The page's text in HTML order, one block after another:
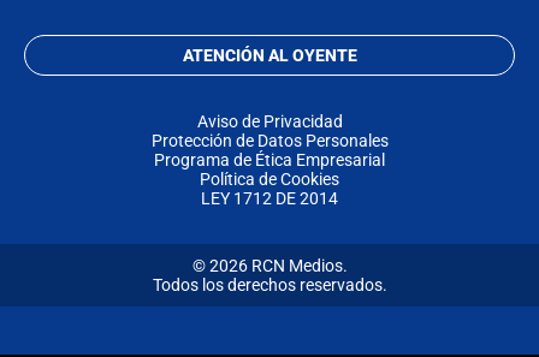
ATENCIÓN AL OYENTE
Aviso de Privacidad
Protección de Datos Personales
Programa de Ética Empresarial
Política de Cookies
LEY 1712 DE 2014
© 2026 RCN Medios.
Todos los derechos reservados.